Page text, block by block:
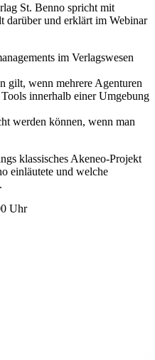
St. Benno spricht mit
darüber und erklärt im Webinar
im Verlagswesen
gilt, wenn mehrere Agenturen
innerhalb einer Umgebung
werden können, wenn man
klassisches Akeneo-Projekt
einläutete und welche
Uhr